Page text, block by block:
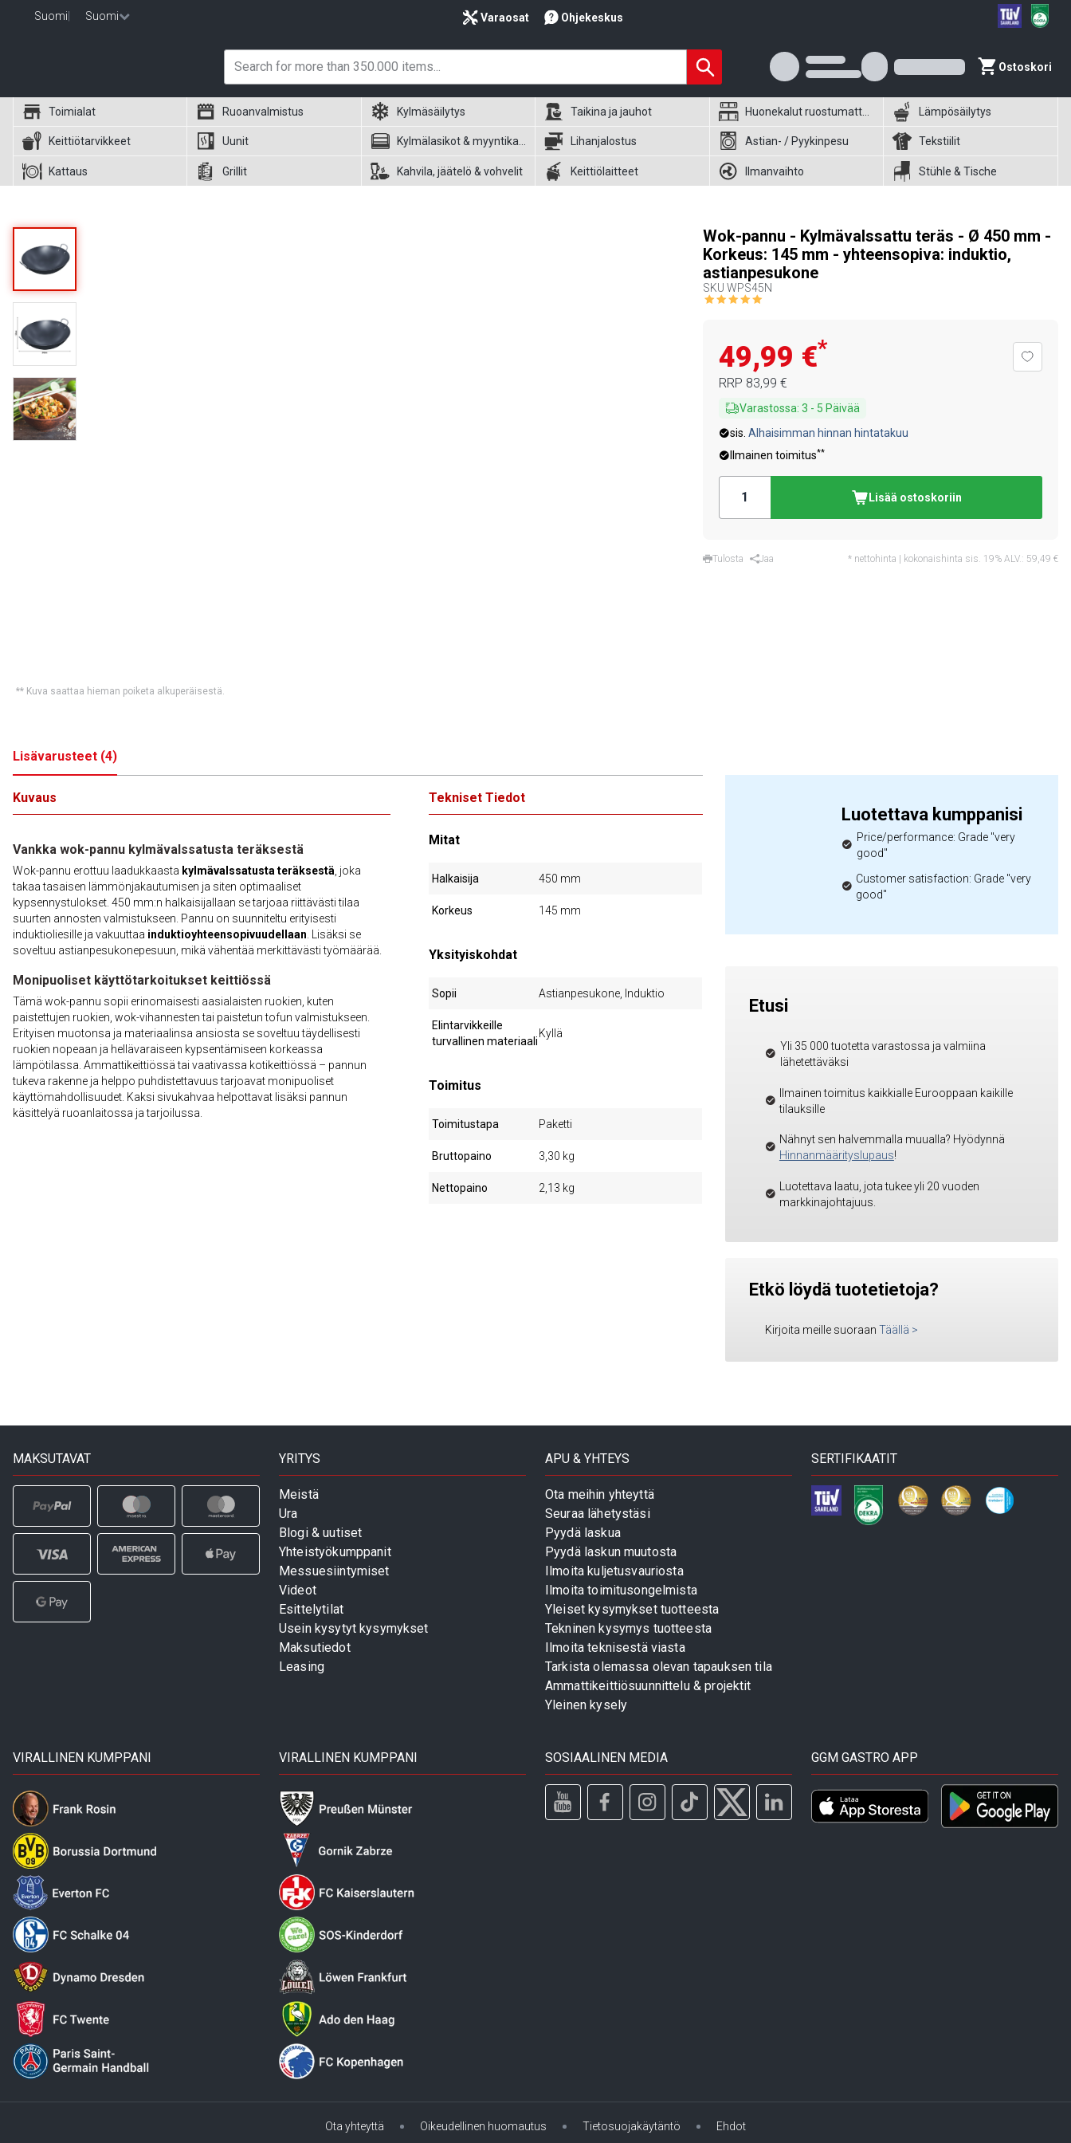
Suomi Suomi Varaosat Ohjekeskus
Ostoskori
Toimialat Ruoanvalmistus Kylmäsäilytys Taikina ja jauhot Huonekalut ruostumattomasta teräksestä Lämpösäilytys
Keittiötarvikkeet Uunit Lihanjalostus Astian- / Pyykinpesu Tekstiilit
Kattaus Grillit Kahvila, jäätelö & vohvelit Keittiölaitteet Ilmanvaihto Stühle & Tische
** Kuva saattaa hieman poiketa alkuperäisestä.
Wok-pannu - Kylmävalssattu teräs - Ø 450 mm -
Korkeus: 145 mm - yhteensopiva: induktio,
astianpesukone
SKU WPS45N
49,99 €*
RRP 83,99 €
Varastossa: 3 - 5 Päivää
sis. Alhaisimman hinnan hintatakuu
Ilmainen toimitus**
Lisää ostoskoriin
Tulosta Jaa * nettohinta | kokonaishinta sis. 19% ALV.: 59,49 €
Lisävarusteet (4)
Kuvaus
Vankka wok-pannu kylmävalssatusta teräksestä
Wok-pannu erottuu laadukkaasta kylmävalssatusta teräksestä , joka
takaa tasaisen lämmönjakautumisen ja siten optimaaliset
kypsennystulokset. 450 mm:n halkaisijallaan se tarjoaa riittävästi tilaa
suurten annosten valmistukseen. Pannu on suunniteltu erityisesti
induktioliesille ja vakuuttaa induktioyhteensopivuudellaan . Lisäksi se
soveltuu astianpesukonepesuun, mikä vähentää merkittävästi työmäärää.
Monipuoliset käyttötarkoitukset keittiössä
Tämä wok-pannu sopii erinomaisesti aasialaisten ruokien, kuten
paistettujen ruokien, wok-vihannesten tai paistetun tofun valmistukseen.
Erityisen muotonsa ja materiaalinsa ansiosta se soveltuu täydellisesti
ruokien nopeaan ja hellävaraiseen kypsentämiseen korkeassa
lämpötilassa. Ammattikeittiössä tai vaativassa kotikeittiössä – pannun
tukeva rakenne ja helppo puhdistettavuus tarjoavat monipuoliset
käyttömahdollisuudet. Kaksi sivukahvaa helpottavat lisäksi pannun
käsittelyä ruoanlaitossa ja tarjoilussa.
Tekniset Tiedot
Mitat
Halkaisija 450 mm
Korkeus 145 mm
Yksityiskohdat
Sopii Astianpesukone, Induktio
Elintarvikkeille
turvallinen materiaali
Kyllä
Toimitus
Toimitustapa Paketti
Bruttopaino 3,30 kg
Nettopaino 2,13 kg
Luotettava kumppanisi
Price/performance: Grade "very
good"
Customer satisfaction: Grade "very
good"
Etusi
Yli 35 000 tuotetta varastossa ja valmiina
lähetettäväksi
Ilmainen toimitus kaikkialle Eurooppaan kaikille
tilauksille
Nähnyt sen halvemmalla muualla? Hyödynnä
Hinnanmäärityslupaus!
Luotettava laatu, jota tukee yli 20 vuoden
markkinajohtajuus.
Etkö löydä tuotetietoja?
Kirjoita meille suoraan Täällä >
MAKSUTAVAT YRITYS
Meistä
Ura
Blogi & uutiset
Yhteistyökumppanit
Messuesiintymiset
Videot
Esittelytilat
Usein kysytyt kysymykset
Maksutiedot
Leasing
APU & YHTEYS
Ota meihin yhteyttä
Seuraa lähetystäsi
Pyydä laskua
Pyydä laskun muutosta
Ilmoita kuljetusvauriosta
Ilmoita toimitusongelmista
Yleiset kysymykset tuotteesta
Tekninen kysymys tuotteesta
Ilmoita teknisestä viasta
Tarkista olemassa olevan tapauksen tila
Ammattikeittiösuunnittelu & projektit
Yleinen kysely
SERTIFIKAATIT
VIRALLINEN KUMPPANI VIRALLINEN KUMPPANI SOSIAALINEN MEDIA GGM GASTRO APP
Ota yhteyttä Oikeudellinen huomautus Tietosuojakäytäntö Ehdot